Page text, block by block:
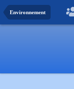
Environnement